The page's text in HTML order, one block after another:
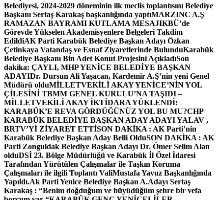
Belediyesi, 2024-2029 döneminin ilk meclis toplantısını Belediye
Başkanı Sertaş Karakaş başkanlığında yaptıMARZINC A.Ş
RAMAZAN BAYRAMI KUTLAMA MESAJIKBÜ’de
Görevde Yükselen Akademisyenlere Belgeleri Takdim
EdildiAK Parti Karabük Belediye Başkan Adayı Özkan
Çetinkaya Vatandaş ve Esnaf Ziyaretlerinde BulunduKarabük
Belediye Başkanı Bin Adet Konut Projesini AçıkladıSon
dakika: ÇAYLI, MHP YENİCE BELEDİYE BAŞKAN
ADAYIDr. Dursun Ali Yaşacan, Kardemir A.Ş’nin yeni Genel
Müdürü olduMİLLETVEKİLİ AKAY YENİCE’NİN YOL
ÇİLESİNİ TBMM GENEL KURULU’NA TAŞIDI –
MİLLETVEKİLİ AKAY İKTİDARA YÜKLENDİ:
KARABÜK’E REVA GÖRDÜĞÜNÜZ YOL BU MU?CHP
KARABÜK BELEDİYE BAŞKAN ADAY ADAYI YALAV ,
BRTV’Yİ ZİYARET ETTİSON DAKİKA : AK Parti’nin
Karabük Belediye Başkan Aday Belli OlduSON DAKİKA : AK
Parti Zonguldak Belediye Başkan Adayı Dr. Ömer Selim Alan
olduDSİ 23. Bölge Müdürlüğü ve Karabük İl Özel İdaresi
Tarafından Yürütülen Çalışmalar ile Taşkın Koruma
Çalışmaları ile ilgili Toplantı ValiMustafa Yavuz Başkanlığında
Yapıldı.Ak Parti Yenice Belediye Başkan A.Adayı Sertaş
Karakaş : “Benim doğduğum ve büyüdüğüm şehre bir vefa